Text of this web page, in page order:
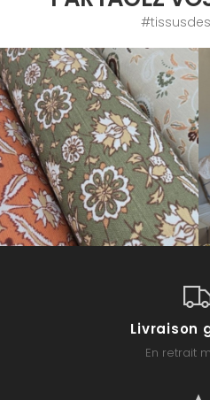
Livraison
En retrait